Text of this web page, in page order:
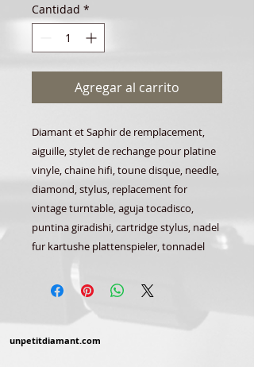
Cantidad *
Agregar al carrito
Diamant et Saphir de remplacement,
aiguille, stylet de rechange pour platine
vinyle, chaine hifi, toune disque, needle,
diamond, stylus, replacement for
vintage turntable, aguja tocadisco,
puntina giradishi, cartridge stylus, nadel
fur kartushe plattenspieler, tonnadel
unpetitdiamant.com